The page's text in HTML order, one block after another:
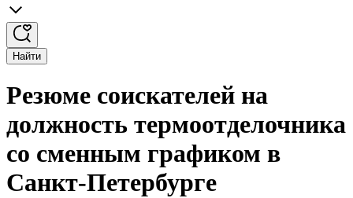
Найти
Резюме соискателей на
должность термоотделочника
со сменным графиком в
Санкт-Петербурге